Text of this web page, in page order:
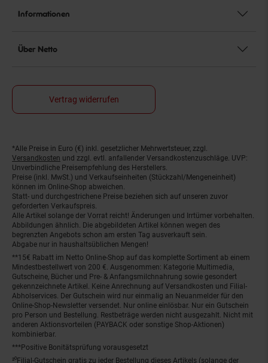
Informationen
Über Netto
Vertrag widerrufen
Fußnoten
*Alle Preise in Euro (€) inkl. gesetzlicher Mehrwertsteuer, zzgl.
Versandkosten und zzgl. evtl. anfallender Versandkostenzuschläge. UVP:
Unverbindliche Preisempfehlung des Herstellers.
Preise (inkl. MwSt.) und Verkaufseinheiten (Stückzahl/Mengeneinheit)
können im Online-Shop abweichen.
Statt- und durchgestrichene Preise beziehen sich auf unseren zuvor
geforderten Verkaufspreis.
Alle Artikel solange der Vorrat reicht! Änderungen und Irrtümer vorbehalten.
Abbildungen ähnlich. Die abgebildeten Artikel können wegen des
begrenzten Angebots schon am ersten Tag ausverkauft sein.
Abgabe nur in haushaltsüblichen Mengen!
**15€ Rabatt im Netto Online-Shop auf das komplette Sortiment ab einem
Mindestbestellwert von 200 €. Ausgenommen: Kategorie Multimedia,
Gutscheine, Bücher und Pre- & Anfangsmilchnahrung sowie gesondert
gekennzeichnete Artikel. Keine Anrechnung auf Versandkosten und Filial-
Abholservices. Der Gutschein wird nur einmalig an Neuanmelder für den
Online-Shop-Newsletter versendet. Nur online einlösbar. Nur ein Gutschein
pro Person und Bestellung. Restbeträge werden nicht ausgezahlt. Nicht mit
anderen Aktionsvorteilen (PAYBACK oder sonstige Shop-Aktionen)
kombinierbar.
***Positive Bonitätsprüfung vorausgesetzt
²⁰Filial-Gutschein gratis zu jeder Bestellung dieses Artikels (solange der